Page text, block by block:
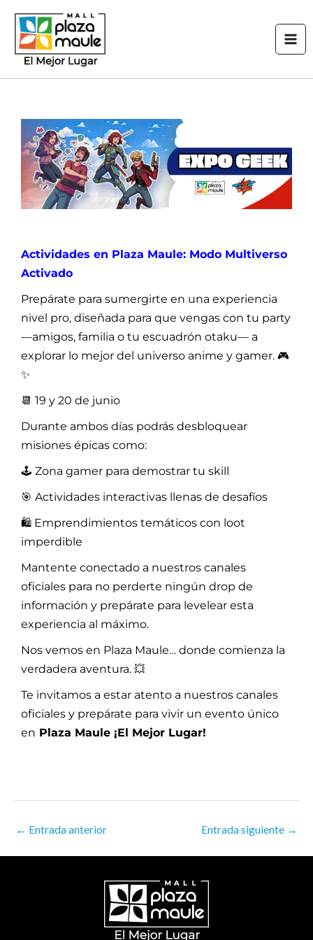
contenido
Actividades en Plaza Maule: Modo Multiverso
Activado
Prepárate para sumergirte en una experiencia
nivel pro, diseñada para que vengas con tu party
—amigos, familia o tu escuadrón otaku— a
explorar lo mejor del universo anime y gamer. 🎮
✨
📆 19 y 20 de junio
Durante ambos días podrás desbloquear
misiones épicas como:
🕹️ Zona gamer para demostrar tu skill
🎯 Actividades interactivas llenas de desafíos
🛍️ Emprendimientos temáticos con loot
imperdible
Mantente conectado a nuestros canales
oficiales para no perderte ningún drop de
información y prepárate para levelear esta
experiencia al máximo.
Nos vemos en Plaza Maule… donde comienza la
verdadera aventura. 💥
Te invitamos a estar atento a nuestros canales
oficiales y prepárate para vivir un evento único
en Plaza Maule ¡El Mejor Lugar!
← Entrada anterior Entrada siguiente →